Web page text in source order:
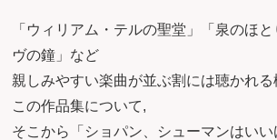
「ウィリアム・テルの聖堂」「泉のほ
ヴの鐘」など
親しみやすい楽曲が並ぶ割には聴かれる
この作品集について,
そこから「ショパン、シューマンはいい